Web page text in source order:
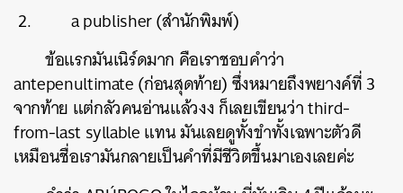
a publisher (สำนักพิมพ์)
ข้อแรกมันเนิร์ดมาก คือเราชอบคำว่า
antepenultimate (ก่อนสุดท้าย) ซึ่งหมายถึงพยางค์ที่ 3
จากท้าย แต่กลัวคนอ่านแล้วงง ก็เลยเขียนว่า third-
from-last syllable แทน มันเลยดูทั้งขำทั้งเฉพาะตัวดี
เหมือนชื่อเรามันกลายเป็นคำที่มีชีวิตขึ้นมาเองเลยค่ะ